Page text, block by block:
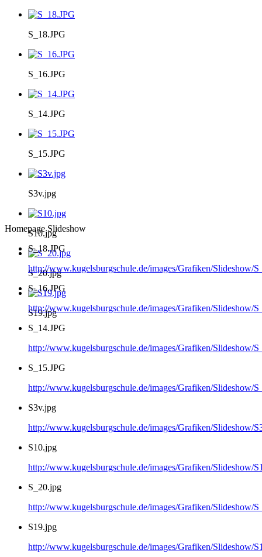
S_18.JPG
S_16.JPG
S_14.JPG
S_15.JPG
S3v.jpg
S10.jpg
S_20.jpg
S19.jpg
Homepage Slideshow
S_18.JPG
http://www.kugelsburgschule.de/images/Grafiken/Slideshow/
S_16.JPG
http://www.kugelsburgschule.de/images/Grafiken/Slideshow/
S_14.JPG
http://www.kugelsburgschule.de/images/Grafiken/Slideshow/
S_15.JPG
http://www.kugelsburgschule.de/images/Grafiken/Slideshow/
S3v.jpg
http://www.kugelsburgschule.de/images/Grafiken/Slideshow/
S10.jpg
http://www.kugelsburgschule.de/images/Grafiken/Slideshow/
S_20.jpg
http://www.kugelsburgschule.de/images/Grafiken/Slideshow/
S19.jpg
http://www.kugelsburgschule.de/images/Grafiken/Slideshow/